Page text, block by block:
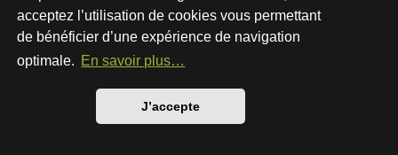
acceptez l’utilisation de cookies vous permettant
de bénéficier d’une expérience de navigation
optimale. En savoir plus…
J’accepte
Développé parphpBB® Forum Software © phpBB Limited
Style par
Traduction française officielle